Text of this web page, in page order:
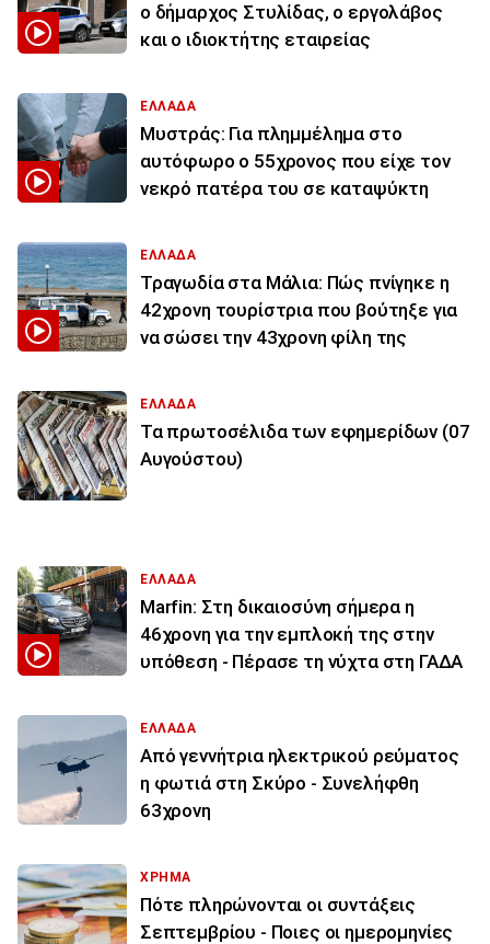
ο δήμαρχος Στυλίδας, ο εργολάβος
και ο ιδιοκτήτης εταιρείας
ΕΛΛΑΔΑ
Μυστράς: Για πλημμέλημα στο
αυτόφωρο ο 55χρονος που είχε τον
νεκρό πατέρα του σε καταψύκτη
ΕΛΛΑΔΑ
Τραγωδία στα Μάλια: Πώς πνίγηκε η
42χρονη τουρίστρια που βούτηξε για
να σώσει την 43χρονη φίλη της
ΕΛΛΑΔΑ
Τα πρωτοσέλιδα των εφημερίδων (07
Αυγούστου)
ΕΛΛΑΔΑ
Marfin: Στη δικαιοσύνη σήμερα η
46χρονη για την εμπλοκή της στην
υπόθεση - Πέρασε τη νύχτα στη ΓΑΔΑ
ΕΛΛΑΔΑ
Από γεννήτρια ηλεκτρικού ρεύματος
η φωτιά στη Σκύρο - Συνελήφθη
63χρονη
ΧΡΗΜΑ
Πότε πληρώνονται οι συντάξεις
Σεπτεμβρίου - Ποιες οι ημερομηνίες